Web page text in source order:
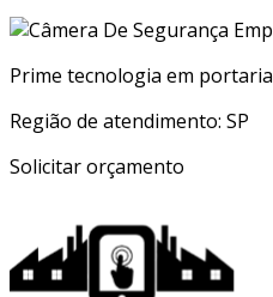
Prime tecnologia em
Região de atendimento: SP
Solicitar orçamento